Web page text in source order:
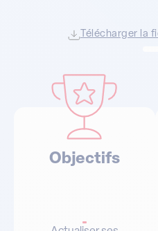
Télécharger la
Objectifs